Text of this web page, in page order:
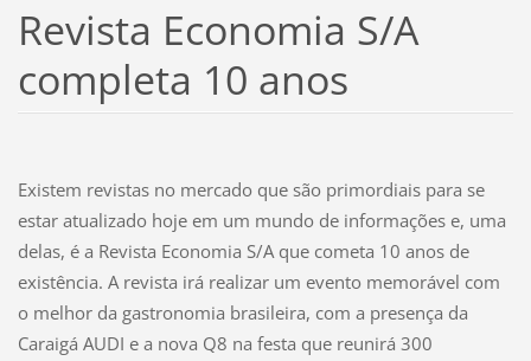
Revista Economia S/A
completa 10 anos
Existem revistas no mercado que são primordiais para se
estar atualizado hoje em um mundo de informações e, uma
delas, é a Revista Economia S/A que cometa 10 anos de
existência. A revista irá realizar um evento memorável com
o melhor da gastronomia brasileira, com a presença da
Caraigá AUDI e a nova Q8 na festa que reunirá 300